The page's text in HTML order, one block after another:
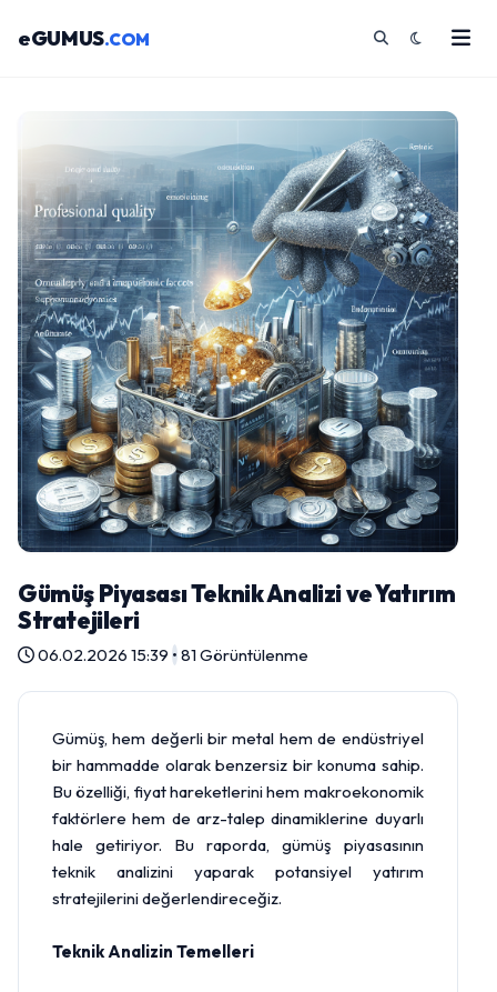
eGUMUS.COM
Gümüş Piyasası Teknik Analizi ve Yatırım
Stratejileri
06.02.2026 15:39 •81 Görüntülenme
Gümüş, hem değerli bir metal hem de endüstriyel
bir hammadde olarak benzersiz bir konuma sahip.
Bu özelliği, fiyat hareketlerini hem makroekonomik
faktörlere hem de arz-talep dinamiklerine duyarlı
hale getiriyor. Bu raporda, gümüş piyasasının
teknik analizini yaparak potansiyel yatırım
stratejilerini değerlendireceğiz.
Teknik Analizin Temelleri